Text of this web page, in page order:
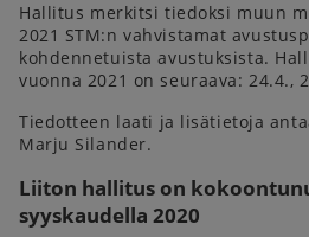
Hallitus merkitsi tiedoksi muun
2021 STM:n vahvistamat
kohdennetuista avustuksista.
vuonna 2021 on seuraava: 24.4.,
Tiedotteen laati ja lisätietoja
Marju Silander.
Liiton hallitus on
syyskaudella 2020